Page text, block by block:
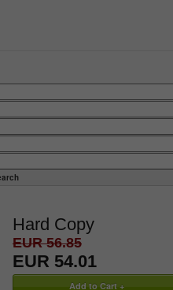
Hard Copy
EUR 56.85
EUR 54.01